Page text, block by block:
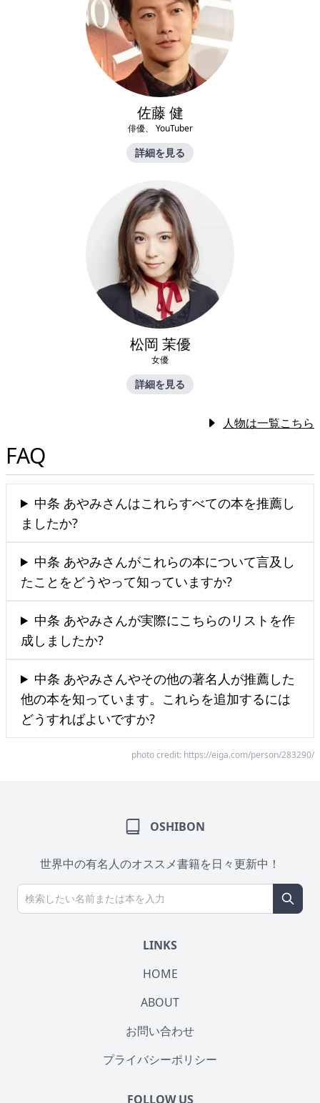
佐藤 健
俳優、 YouTuber
詳細を見る
松岡 茉優
女優
詳細を見る
人物は一覧こちら
FAQ
中条 あやみさんはこれらすべての本を推薦し
ましたか?
中条 あやみさんがこれらの本について言及し
たことをどうやって知っていますか?
中条 あやみさんが実際にこちらのリストを作
成しましたか?
中条 あやみさんやその他の著名人が推薦した
他の本を知っています。これらを追加するには
どうすればよいですか?
photo credit: https://eiga.com/person/283290/
OSHIBON
世界中の有名人のオススメ書籍を日々更新中！
LINKS
HOME
ABOUT
お問い合わせ
プライバシーポリシー
FOLLOW US